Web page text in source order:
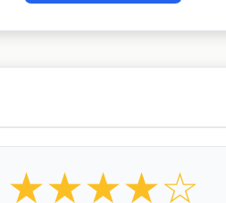
★★★★☆